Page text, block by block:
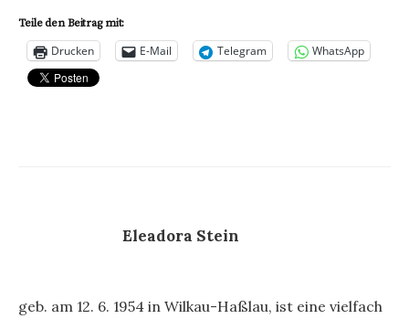
Teile den Beitrag mit:
Drucken E-Mail Telegram WhatsApp
Eleadora Stein
geb. am 12. 6. 1954 in Wilkau-Haßlau, ist eine vielfach